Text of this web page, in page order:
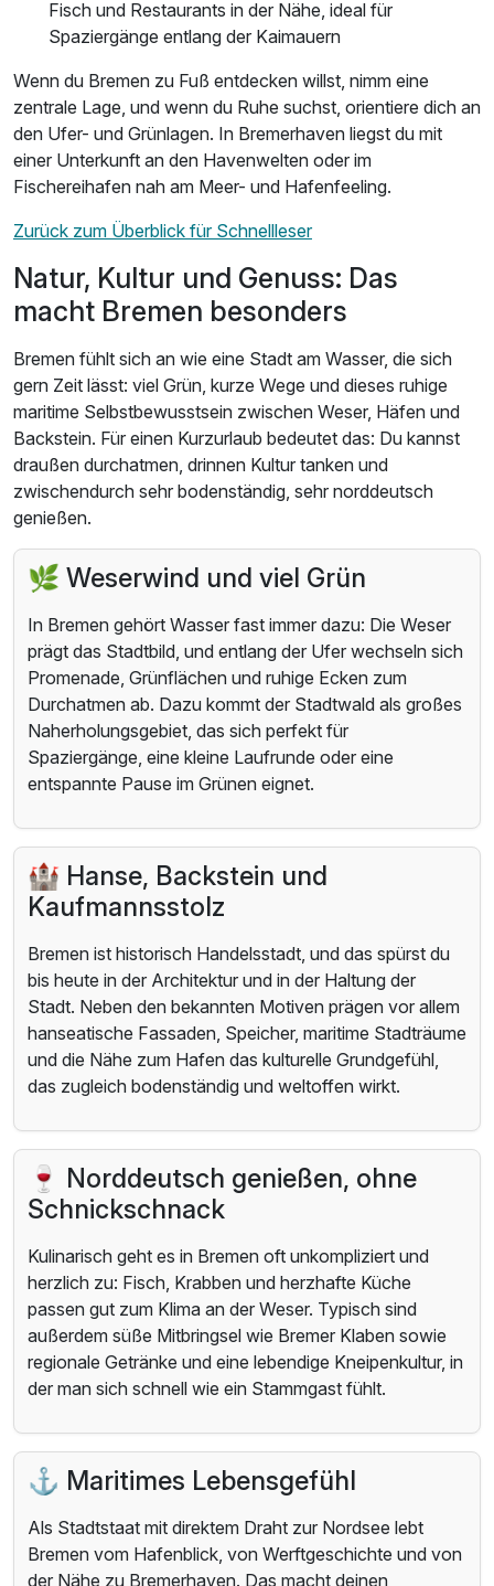
Fisch und Restaurants in der Nähe, ideal für
Spaziergänge entlang der Kaimauern
Wenn du Bremen zu Fuß entdecken willst, nimm eine
zentrale Lage, und wenn du Ruhe suchst, orientiere dich an
den Ufer- und Grünlagen. In Bremerhaven liegst du mit
einer Unterkunft an den Havenwelten oder im
Fischereihafen nah am Meer- und Hafenfeeling.
Zurück zum Überblick für Schnellleser
Natur, Kultur und Genuss: Das
macht Bremen besonders
Bremen fühlt sich an wie eine Stadt am Wasser, die sich
gern Zeit lässt: viel Grün, kurze Wege und dieses ruhige
maritime Selbstbewusstsein zwischen Weser, Häfen und
Backstein. Für einen Kurzurlaub bedeutet das: Du kannst
draußen durchatmen, drinnen Kultur tanken und
zwischendurch sehr bodenständig, sehr norddeutsch
genießen.
🌿 Weserwind und viel Grün
In Bremen gehört Wasser fast immer dazu: Die Weser
prägt das Stadtbild, und entlang der Ufer wechseln sich
Promenade, Grünflächen und ruhige Ecken zum
Durchatmen ab. Dazu kommt der Stadtwald als großes
Naherholungsgebiet, das sich perfekt für
Spaziergänge, eine kleine Laufrunde oder eine
entspannte Pause im Grünen eignet.
🏰 Hanse, Backstein und
Kaufmannsstolz
Bremen ist historisch Handelsstadt, und das spürst du
bis heute in der Architektur und in der Haltung der
Stadt. Neben den bekannten Motiven prägen vor allem
hanseatische Fassaden, Speicher, maritime Stadträume
und die Nähe zum Hafen das kulturelle Grundgefühl,
das zugleich bodenständig und weltoffen wirkt.
🍷 Norddeutsch genießen, ohne
Schnickschnack
Kulinarisch geht es in Bremen oft unkompliziert und
herzlich zu: Fisch, Krabben und herzhafte Küche
passen gut zum Klima an der Weser. Typisch sind
außerdem süße Mitbringsel wie Bremer Klaben sowie
regionale Getränke und eine lebendige Kneipenkultur, in
der man sich schnell wie ein Stammgast fühlt.
⚓ Maritimes Lebensgefühl
Als Stadtstaat mit direktem Draht zur Nordsee lebt
Bremen vom Hafenblick, von Werftgeschichte und von
der Nähe zu Bremerhaven. Das macht deinen